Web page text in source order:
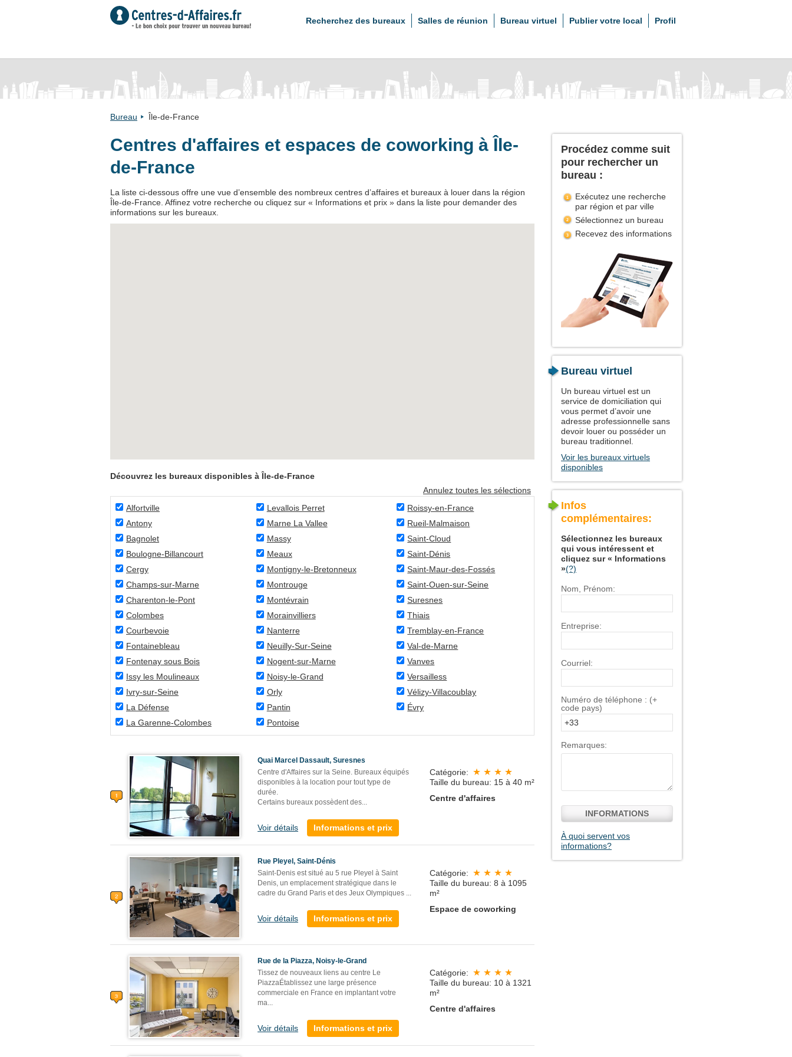
Recherchez des bureaux Salles de réunion Bureau virtuel Publier votre local Profil
Bureau Île-de-France
Centres d'affaires et espaces de coworking à Île-
de-France
La liste ci-dessous offre une vue d’ensemble des nombreux centres d’affaires et bureaux à louer dans la région
Île-de-France. Affinez votre recherche ou cliquez sur « Informations et prix » dans la liste pour demander des
informations sur les bureaux.
Découvrez les bureaux disponibles à Île-de-France
Annulez toutes les sélections
Alfortville
Antony
Bagnolet
Boulogne-Billancourt
Cergy
Champs-sur-Marne
Charenton-le-Pont
Colombes
Courbevoie
Fontainebleau
Fontenay sous Bois
Issy les Moulineaux
Ivry-sur-Seine
La Défense
La Garenne-Colombes
Levallois Perret
Marne La Vallee
Massy
Meaux
Montigny-le-Bretonneux
Montrouge
Montévrain
Morainvilliers
Nanterre
Neuilly-Sur-Seine
Nogent-sur-Marne
Noisy-le-Grand
Orly
Pantin
Pontoise
Roissy-en-France
Rueil-Malmaison
Saint-Cloud
Saint-Dénis
Saint-Maur-des-Fossés
Saint-Ouen-sur-Seine
Suresnes
Thiais
Tremblay-en-France
Val-de-Marne
Vanves
Versailless
Vélizy-Villacoublay
Évry
Quai Marcel Dassault, Suresnes
Centre d'Affaires sur la Seine. Bureaux équipés
disponibles à la location pour tout type de
durée.
Certains bureaux possèdent des...
Voir détails Informations et prix
Catégorie:
Taille du bureau: 15 à 40 m²
Centre d'affaires
Rue Pleyel, Saint-Dénis
Saint-Denis est situé au 5 rue Pleyel à Saint
Denis, un emplacement stratégique dans le
cadre du Grand Paris et des Jeux Olympiques ...
Voir détails Informations et prix
Catégorie:
Taille du bureau: 8 à 1095
m²
Espace de coworking
Rue de la Piazza, Noisy-le-Grand
Tissez de nouveaux liens au centre Le
PiazzaÉtablissez une large présence
commerciale en France en implantant votre
ma...
Voir détails Informations et prix
Catégorie:
Taille du bureau: 10 à 1321
m²
Centre d'affaires
Procédez comme suit
pour rechercher un
bureau :
Exécutez une recherche
par région et par ville
Sélectionnez un bureau
Recevez des informations
Bureau virtuel
Un bureau virtuel est un
service de domiciliation qui
vous permet d’avoir une
adresse professionnelle sans
devoir louer ou posséder un
bureau traditionnel.
Voir les bureaux virtuels
disponibles
Infos
complémentaires:
Sélectionnez les bureaux
qui vous intéressent et
cliquez sur « Informations
»(?)
Nom, Prénom:
Entreprise:
Courriel:
Numéro de téléphone : (+
code pays)
Remarques:
INFORMATIONS
À quoi servent vos
informations?